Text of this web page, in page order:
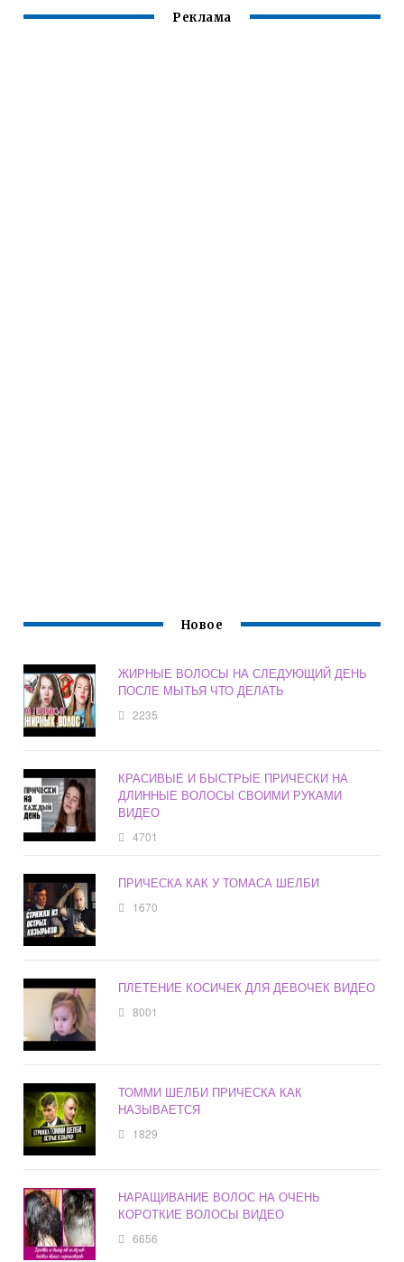
Реклама
Новое
ЖИРНЫЕ ВОЛОСЫ НА СЛЕДУЮЩИЙ ДЕНЬ
ПОСЛЕ МЫТЬЯ ЧТО ДЕЛАТЬ
2235
КРАСИВЫЕ И БЫСТРЫЕ ПРИЧЕСКИ НА
ДЛИННЫЕ ВОЛОСЫ СВОИМИ РУКАМИ
ВИДЕО
4701
ПРИЧЕСКА КАК У ТОМАСА ШЕЛБИ
1670
ПЛЕТЕНИЕ КОСИЧЕК ДЛЯ ДЕВОЧЕК ВИДЕО
8001
ТОММИ ШЕЛБИ ПРИЧЕСКА КАК
НАЗЫВАЕТСЯ
1829
НАРАЩИВАНИЕ ВОЛОС НА ОЧЕНЬ
КОРОТКИЕ ВОЛОСЫ ВИДЕО
6656